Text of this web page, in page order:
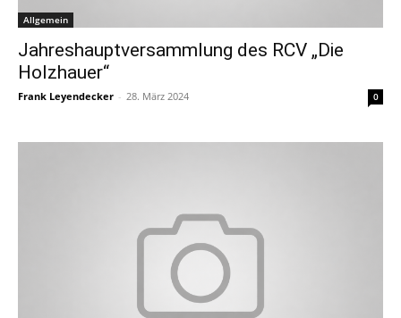
Allgemein
Jahreshauptversammlung des RCV „Die
Holzhauer“
Frank Leyendecker - 28. März 2024 0